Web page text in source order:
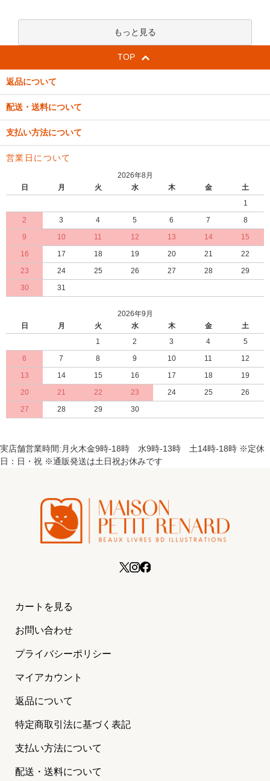
もっと見る
TOP
返品について
配送・送料について
支払い方法について
営業日について
2026年8月
日
月 火 水 木 金
土
1
2
3 4 5 6 7
8
9
10 11 12 13 14
15
16
17 18 19 20 21
22
23
24 25 26 27 28
29
30
31
2026年9月
日
月 火 水 木 金
土
1
2 3 4
5
6
7 8 9 10 11
12
13
14 15 16 17 18
19
20
21 22 23 24 25
26
27
28 29 30
実店舗営業時間:月火木金9時-18時 水9時-13時 土14時-18時 ※定休
日：日・祝 ※通販発送は土日祝お休みです
カートを見る
お問い合わせ
プライバシーポリシー
マイアカウント
返品について
特定商取引法に基づく表記
支払い方法について
配送・送料について